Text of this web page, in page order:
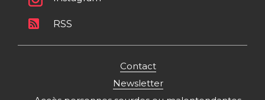
RSS
Contact
Newsletter